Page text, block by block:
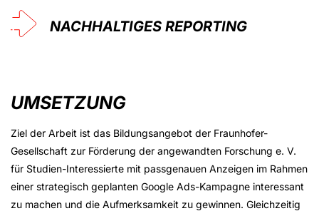
NACHHALTIGES REPORTING
UMSETZUNG
Ziel der Arbeit ist das Bildungsangebot der Fraunhofer-
Gesellschaft zur Förderung der angewandten Forschung e. V.
für Studien-Interessierte mit passgenauen Anzeigen im Rahmen
einer strategisch geplanten Google Ads-Kampagne interessant
zu machen und die Aufmerksamkeit zu gewinnen. Gleichzeitig